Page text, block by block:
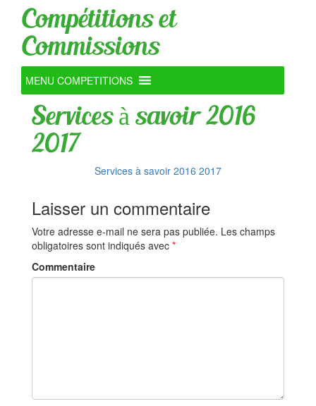
Compétitions et
Commissions
MENU COMPETITIONS
Services à savoir 2016
2017
Services à savoir 2016 2017
Laisser un commentaire
Votre adresse e-mail ne sera pas publiée. Les champs
obligatoires sont indiqués avec *
Commentaire